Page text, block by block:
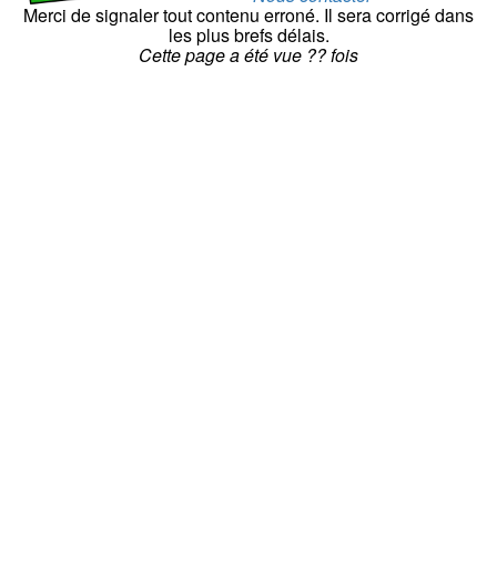
Merci de signaler tout contenu erroné. Il sera corrigé dans
les plus brefs délais.
Cette page a été vue ??fois